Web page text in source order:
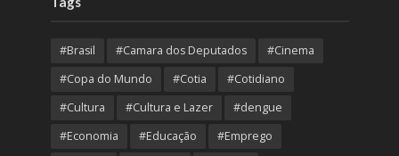
#Brasil #Camara dos Deputados
#Cinema
#Copa do Mundo
#Cotia
#Cotidiano
#Cultura
#Cultura e Lazer
#dengue
#Economia
#Educação #Emprego